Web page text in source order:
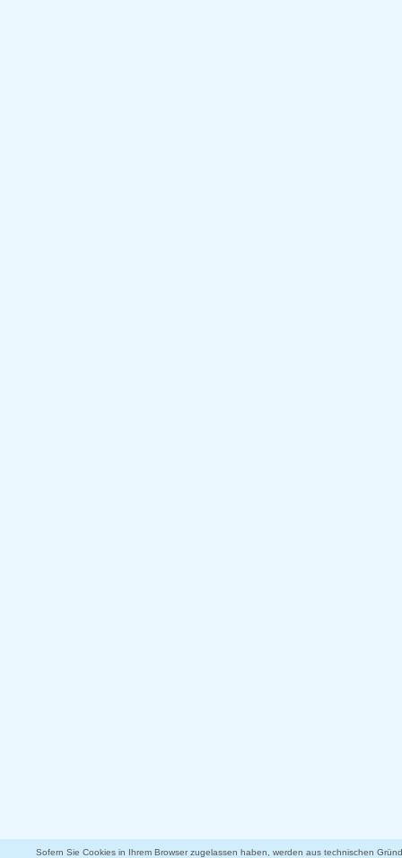
Sofern Sie Cookies in Ihrem Browser zugelassen haben, werden aus technischen